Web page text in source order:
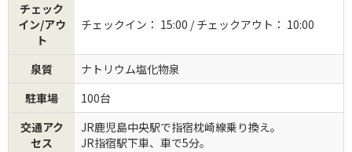
チェック
イン/アウ
ト
チェックイン： 15:00 / チェックアウト： 10:00
泉質
ナトリウム塩化物泉
駐車場
100台
交通アク
セス
JR鹿児島中央駅で指宿枕崎線乗り換え。
JR指宿駅下車、車で5分。